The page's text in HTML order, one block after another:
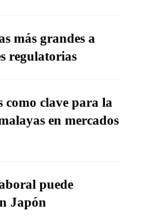
más grandes a
regulatorias
como clave para la
en mercados
puede
Japón